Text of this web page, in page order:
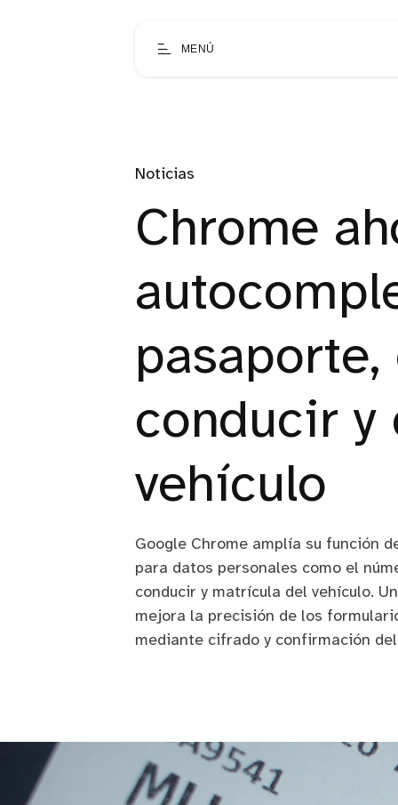
MENÚ
Noticias
Chrome
conducir y
vehículo
Google Chrome amplía su función
para datos personales como el
conducir y matrícula del vehículo.
mejora la precisión de los
mediante cifrado y confirmación